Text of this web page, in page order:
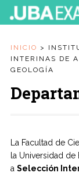
INICIO >
INTERINAS DE
GEOLOGÍA
La Facultad de
la Universidad
a Selección